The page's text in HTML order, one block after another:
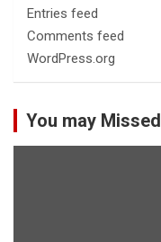
Entries feed
Comments feed
WordPress.org
You may Missed